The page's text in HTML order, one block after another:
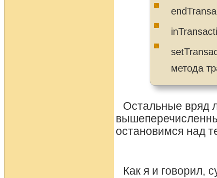
метода
Остальные вряд
остановимся над
Как я и говорил,